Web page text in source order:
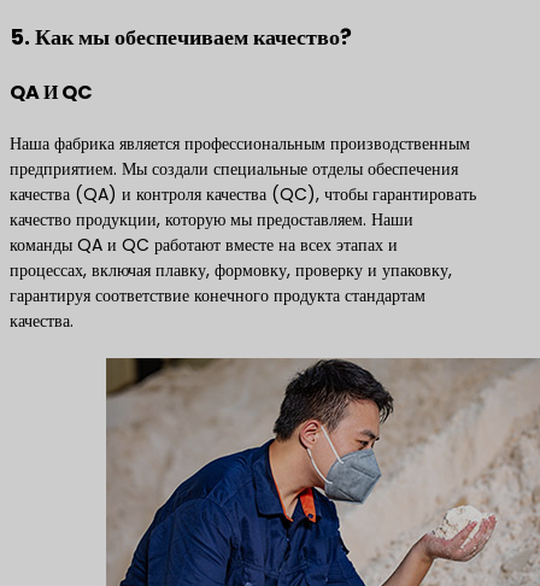
5. Как мы обеспечиваем качество?
QA И QC
Наша фабрика является профессиональным производственным
предприятием. Мы создали специальные отделы обеспечения
качества (QA) и контроля качества (QC), чтобы гарантировать
качество продукции, которую мы предоставляем. Наши
команды QA и QC работают вместе на всех этапах и
процессах, включая плавку, формовку, проверку и упаковку,
гарантируя соответствие конечного продукта стандартам
качества.